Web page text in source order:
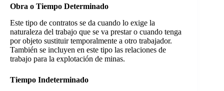
Obra o Tiempo Determinado
Este tipo de contratos se da cuando lo exige la
naturaleza del trabajo que se va prestar o cuando tenga
por objeto sustituir temporalmente a otro trabajador.
También se incluyen en este tipo las relaciones de
trabajo para la explotación de minas.
Tiempo Indeterminado